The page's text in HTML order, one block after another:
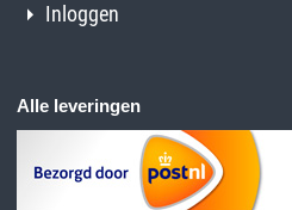
Inloggen
Alle leveringen